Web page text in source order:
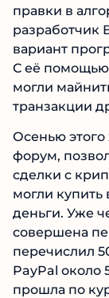
правки в
разработчик
вариант
С её помощью
могли
транзакции
Осенью этого
форум,
сделки с
могли
деньги. Уже
совершена
перечислил
PayPal около
прошла по